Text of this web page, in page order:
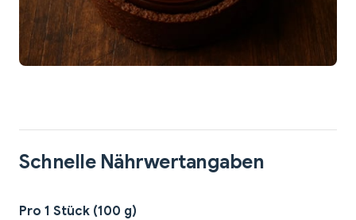
Schnelle Nährwertangaben
Pro 1 Stück (100 g)